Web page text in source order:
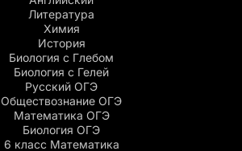
Литература
Химия
История
Биология с Глебом
Биология с Гелей
Русский ОГЭ
Обществознание ОГЭ
Математика ОГЭ
Биология ОГЭ
6 класс Математика